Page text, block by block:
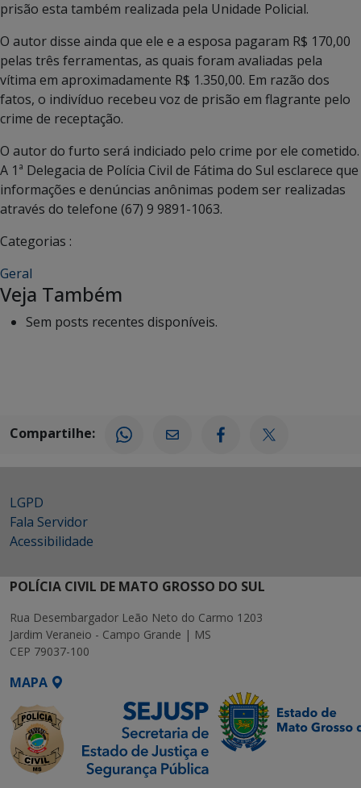
prisão esta também realizada pela Unidade Policial.
O autor disse ainda que ele e a esposa pagaram R$ 170,00
pelas três ferramentas, as quais foram avaliadas pela
vítima em aproximadamente R$ 1.350,00. Em razão dos
fatos, o indivíduo recebeu voz de prisão em flagrante pelo
crime de receptação.
O autor do furto será indiciado pelo crime por ele cometido.
A 1ª Delegacia de Polícia Civil de Fátima do Sul esclarece que
informações e denúncias anônimas podem ser realizadas
através do telefone (67) 9 9891-1063.
Categorias :
Geral
Veja Também
Sem posts recentes disponíveis.
Compartilhe:
LGPD
Fala Servidor
Acessibilidade
POLÍCIA CIVIL DE MATO GROSSO DO SUL
Rua Desembargador Leão Neto do Carmo 1203
Jardim Veraneio - Campo Grande | MS
CEP 79037-100
MAPA